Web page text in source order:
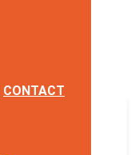
CONTACT